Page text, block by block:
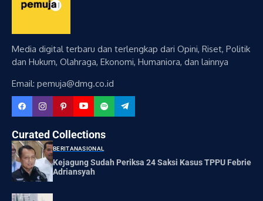
Media digital terbaru dan terlengkap dari Opini, Riset, Politik
dan Hukum, Olahraga, Ekonomi, Humaniora, dan lainnya
Email: pemuja@dmg.co.id
Curated Collections
BERITANASIONAL
Kejagung Sudah Periksa 24 Saksi Kasus TPPU Febrie
Adriansyah